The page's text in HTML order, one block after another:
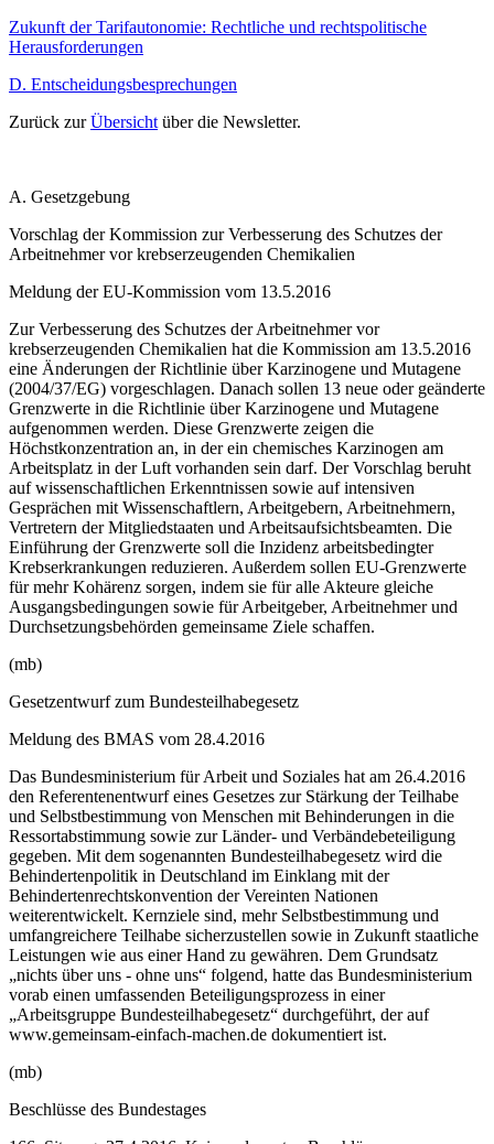
Zukunft der Tarifautonomie: Rechtliche und rechtspolitische
Herausforderungen
D. Entscheidungsbesprechungen
Zurück zurÜbersicht über die Newsletter.
A. Gesetzgebung
Vorschlag der Kommission zur Verbesserung des Schutzes der
Arbeitnehmer vor krebserzeugenden Chemikalien
Meldung der EU-Kommission vom 13.5.2016
Zur Verbesserung des Schutzes der Arbeitnehmer vor
krebserzeugenden Chemikalien hat die Kommission am 13.5.2016
eine Änderungen der Richtlinie über Karzinogene und Mutagene
(2004/37/EG) vorgeschlagen. Danach sollen 13 neue oder geänderte
Grenzwerte in die Richtlinie über Karzinogene und Mutagene
aufgenommen werden. Diese Grenzwerte zeigen die
Höchstkonzentration an, in der ein chemisches Karzinogen am
Arbeitsplatz in der Luft vorhanden sein darf. Der Vorschlag beruht
auf wissenschaftlichen Erkenntnissen sowie auf intensiven
Gesprächen mit Wissenschaftlern, Arbeitgebern, Arbeitnehmern,
Vertretern der Mitgliedstaaten und Arbeitsaufsichtsbeamten. Die
Einführung der Grenzwerte soll die Inzidenz arbeitsbedingter
Krebserkrankungen reduzieren. Außerdem sollen EU-Grenzwerte
für mehr Kohärenz sorgen, indem sie für alle Akteure gleiche
Ausgangsbedingungen sowie für Arbeitgeber, Arbeitnehmer und
Durchsetzungsbehörden gemeinsame Ziele schaffen.
(mb)
Gesetzentwurf zum Bundesteilhabegesetz
Meldung des BMAS vom 28.4.2016
Das Bundesministerium für Arbeit und Soziales hat am 26.4.2016
den Referentenentwurf eines Gesetzes zur Stärkung der Teilhabe
und Selbstbestimmung von Menschen mit Behinderungen in die
Ressortabstimmung sowie zur Länder- und Verbändebeteiligung
gegeben. Mit dem sogenannten Bundesteilhabegesetz wird die
Behindertenpolitik in Deutschland im Einklang mit der
Behindertenrechtskonvention der Vereinten Nationen
weiterentwickelt. Kernziele sind, mehr Selbstbestimmung und
umfangreichere Teilhabe sicherzustellen sowie in Zukunft staatliche
Leistungen wie aus einer Hand zu gewähren. Dem Grundsatz
„nichts über uns - ohne uns“ folgend, hatte das Bundesministerium
vorab einen umfassenden Beteiligungsprozess in einer
„Arbeitsgruppe Bundesteilhabegesetz“ durchgeführt, der auf
www.gemeinsam-einfach-machen.de dokumentiert ist.
(mb)
Beschlüsse des Bundestages